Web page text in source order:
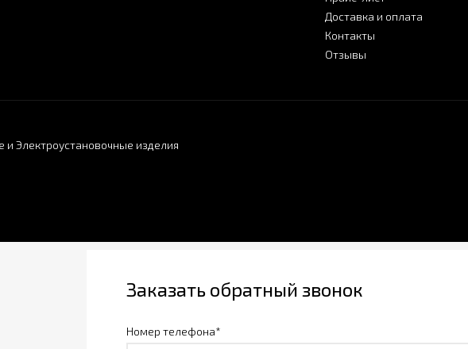
Доставка и оплата
Контакты
Отзывы
Электроустановочные изделия
Заказать обратный звонок
Номер телефона*